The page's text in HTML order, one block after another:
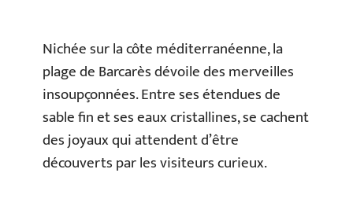
Nichée sur la côte méditerranéenne, la
plage de Barcarès dévoile des merveilles
insoupçonnées. Entre ses étendues de
sable fin et ses eaux cristallines, se cachent
des joyaux qui attendent d’être
découverts par les visiteurs curieux.